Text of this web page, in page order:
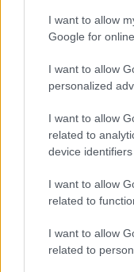
I want to allow
Google for
I want to allow
personalized
I want to allow
related to
device identifiers
I want to allow
related to
I want to allow
related to
συνάρτηση πολλών
δεν είναι ορατοί
τα βρήκε με την